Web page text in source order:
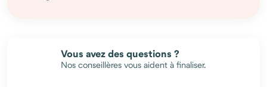
Vous avez des questions ?
Nos conseillères vous aident à finaliser.